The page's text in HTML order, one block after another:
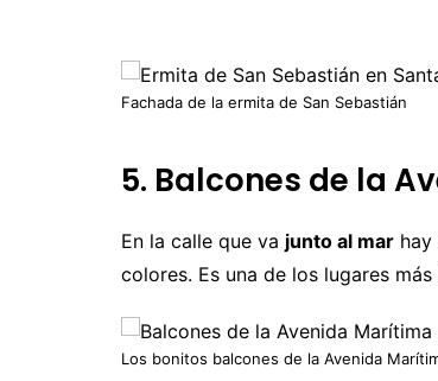
Fachada de la ermita de San Sebastián
5. Balcones de la
En la calle que va junto al mar hay
colores. Es una de los lugares
Los bonitos balcones de la Avenida